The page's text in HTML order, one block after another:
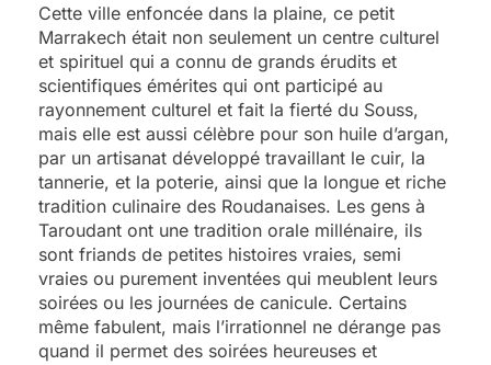
Cette ville enfoncée dans la plaine, ce petit
Marrakech était non seulement un centre culturel
et spirituel qui a connu de grands érudits et
scientifiques émérites qui ont participé au
rayonnement culturel et fait la fierté du Souss,
mais elle est aussi célèbre pour son huile d’argan,
par un artisanat développé travaillant le cuir, la
tannerie, et la poterie, ainsi que la longue et riche
tradition culinaire des Roudanaises. Les gens à
Taroudant ont une tradition orale millénaire, ils
sont friands de petites histoires vraies, semi
vraies ou purement inventées qui meublent leurs
soirées ou les journées de canicule. Certains
même fabulent, mais l’irrationnel ne dérange pas
quand il permet des soirées heureuses et